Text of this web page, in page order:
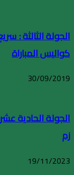
كواليس المباراة
30/09/2019
الجولة الحادية
زم
19/11/2023